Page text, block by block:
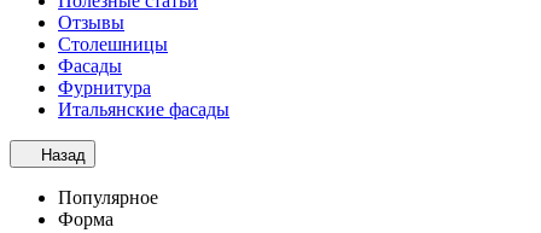
Отзывы
Столешницы
Фасады
Фурнитура
Итальянские фасады
Назад
Популярное
Форма